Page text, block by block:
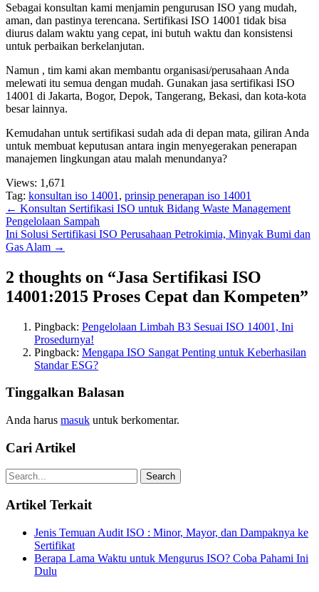
Sebagai konsultan kami menjamin pengurusan ISO yang mudah,
aman, dan pastinya terencana. Sertifikasi ISO 14001 tidak bisa
diurus dalam waktu yang cepat, ini butuh waktu dan konsistensi
untuk perbaikan berkelanjutan.
Namun , tim kami akan membantu organisasi/perusahaan Anda
melewati itu semua dengan mudah. Gunakan jasa sertifikasi ISO
14001 di Jakarta, Bogor, Depok, Tangerang, Bekasi, dan kota-kota
besar lainnya.
Kemudahan untuk sertifikasi sudah ada di depan mata, giliran Anda
untuk membuat keputusan antara ingin menyegerakan penerapan
manajemen lingkungan atau malah menundanya?
Views: 1,671
Tag: konsultan iso 14001 , prinsip penerapan iso 14001
Post
navigation
← Konsultan Sertifikasi ISO untuk Bidang Waste Management
Pengelolaan Sampah
Ini Solusi Sertifikasi ISO Perusahaan Petrokimia, Minyak Bumi dan
Gas Alam →
2 thoughts on “Jasa Sertifikasi ISO
14001:2015 Proses Cepat dan Kompeten”
Pingback: Pengelolaan Limbah B3 Sesuai ISO 14001, Ini
Prosedurnya!
Pingback: Mengapa ISO Sangat Penting untuk Keberhasilan
Standar ESG?
Tinggalkan Balasan
Anda harus masuk untuk berkomentar.
Cari Artikel
Artikel Terkait
Jenis Temuan Audit ISO : Minor, Mayor, dan Dampaknya ke
Sertifikat
Berapa Lama Waktu untuk Mengurus ISO? Coba Pahami Ini
Dulu